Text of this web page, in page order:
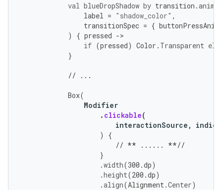
val blueDropShadow by transition .
label
= "shadow_color" ,
transitionSpec = {
)
{ pressed -
if (pressed) Color . Transparent
}
// ...
Box(
Modifier
. clickable(
interactionSource ,
)
{
// ** ...... **//
}
.width(300.dp)
.height(200.dp)
.align(Alignment .Center)